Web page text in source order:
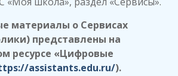
материалы о Сервисах
представлены на
ресурсе «Цифровые
assistants.edu.ru/).